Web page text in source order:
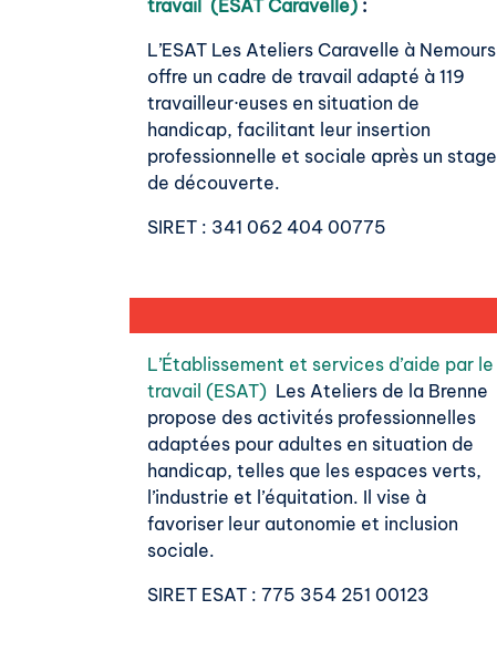
travail (ESAT Caravelle) :
L’ESAT Les Ateliers Caravelle à Nemours
offre un cadre de travail adapté à 119
travailleur·euses en situation de
handicap, facilitant leur insertion
professionnelle et sociale après un stage
de découverte.
SIRET : 341 062 404 00775
L’Établissement et services d’aide par le
travail (ESAT) Les Ateliers de la Brenne
propose des activités professionnelles
adaptées pour adultes en situation de
handicap, telles que les espaces verts,
l’industrie et l’équitation. Il vise à
favoriser leur autonomie et inclusion
sociale.
SIRET ESAT : 775 354 251 00123